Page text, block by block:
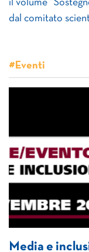
il volume
dal comitato
#Eventi
Media e